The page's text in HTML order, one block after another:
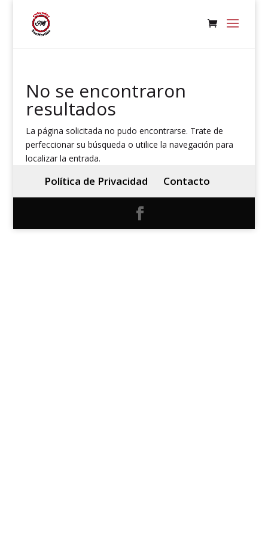
No se encontraron
resultados
La página solicitada no pudo encontrarse. Trate de
perfeccionar su búsqueda o utilice la navegación para
localizar la entrada.
Política de Privacidad Contacto